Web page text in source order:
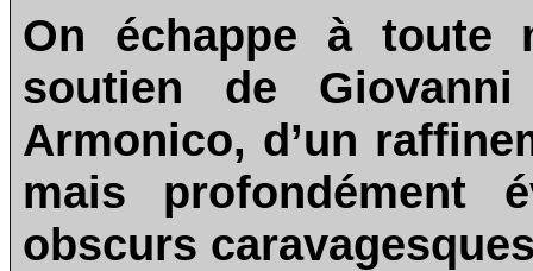
On échappe à toute
soutien de
Armonico, d’un
mais profondément
obscurs